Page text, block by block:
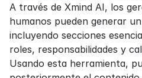
A través de Xmind AI, los
humanos pueden generar
incluyendo secciones
roles, responsabilidades y
Usando esta herramienta,